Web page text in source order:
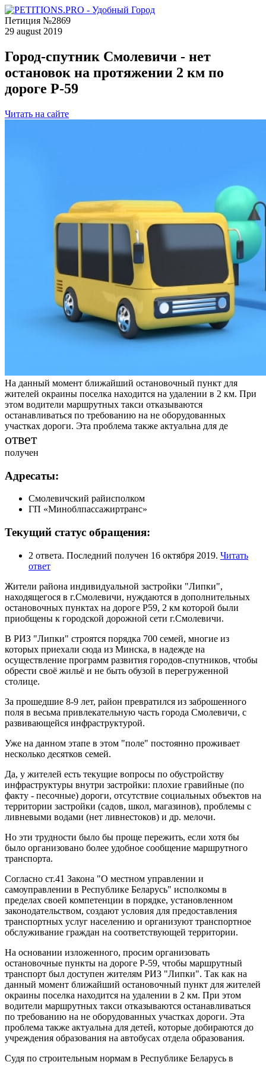
Петиция №2869
29 august 2019
Город-спутник Смолевичи - нет
остановок на протяжении 2 км по
дороге Р-59
Читать на сайте
На данный момент ближайший остановочный пункт для
жителей окраины поселка находится на удалении в 2 км. При
этом водители маршрутных такси отказываются
останавливаться по требованию на не оборудованных
участках дороги. Эта проблема также актуальна для де
ответ
получен
Адресаты:
Смолевичский райисполком
ГП «Миноблпассажиртранс»
Текущий статус обращения:
2 ответа. Последний получен 16 октября 2019. Читать
ответ
Жители района индивидуальной застройки "Липки",
находящегося в г.Смолевичи, нуждаются в дополнительных
остановочных пунктах на дороге Р59, 2 км которой были
приобщены к городской дорожной сети г.Смолевичи.
В РИЗ "Липки" строятся порядка 700 семей, многие из
которых приехали сюда из Минска, в надежде на
осуществление программ развития городов-спутников, чтобы
обрести своё жильё и не быть обузой в перегруженной
столице.
За прошедшие 8-9 лет, район превратился из заброшенного
поля в весьма привлекательную часть города Смолевичи, с
развивающейся инфраструктурой.
Уже на данном этапе в этом "поле" постоянно проживает
несколько десятков семей.
Да, у жителей есть текущие вопросы по обустройству
инфраструктуры внутри застройки: плохие гравийные (по
факту - песочные) дороги, отсутствие социальных объектов на
территории застройки (садов, школ, магазинов), проблемы с
ливневыми водами (нет ливнестоков) и др. мелочи.
Но эти трудности было бы проще пережить, если хотя бы
было организовано более удобное сообщение маршрутного
транспорта.
Согласно ст.41 Закона "О местном управлении и
самоуправлении в Республике Беларусь" исполкомы в
пределах своей компетенции в порядке, установленном
законодательством, создают условия для предоставления
транспортных услуг населению и организуют транспортное
обслуживание граждан на соответствующей территории.
На основании изложенного, просим организовать
остановочные пункты на дороге Р-59, чтобы маршрутный
транспорт был доступен жителям РИЗ "Липки". Так как на
данный момент ближайший остановочный пункт для жителей
окраины поселка находится на удалении в 2 км. При этом
водители маршрутных такси отказываются останавливаться
по требованию на не оборудованных участках дороги. Эта
проблема также актуальна для детей, которые добираются до
учреждения образования на автобусах отдела образования.
Судя по строительным нормам в Республике Беларусь в